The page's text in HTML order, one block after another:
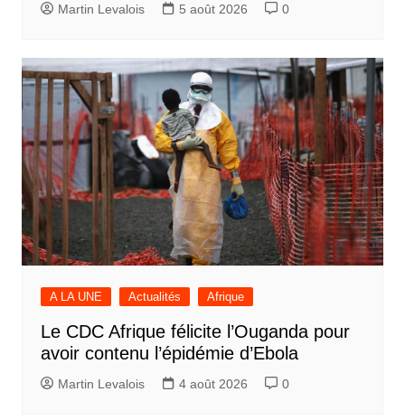
Martin Levalois 5 août 2026 0
A LA UNE Actualités Afrique
Le CDC Afrique félicite l’Ouganda pour
avoir contenu l’épidémie d’Ebola
Martin Levalois 4 août 2026 0